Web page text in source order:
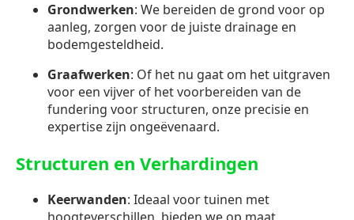
Grondwerken: We bereiden de grond voor op
aanleg, zorgen voor de juiste drainage en
bodemgesteldheid.
Graafwerken: Of het nu gaat om het uitgraven
voor een vijver of het voorbereiden van de
fundering voor structuren, onze precisie en
expertise zijn ongeëvenaard.
Structuren en Verhardingen
Keerwanden: Ideaal voor tuinen met